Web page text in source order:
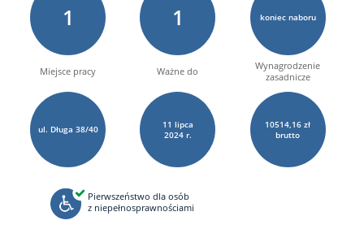
1 1 koniec naboru
Miejsce pracy
ul. Długa 38/40
Ważne do
11 lipca
2024 r.
Wynagrodzenie
zasadnicze
10514,16 zł
brutto
Pierwszeństwo dla osób
z niepełnosprawnościami